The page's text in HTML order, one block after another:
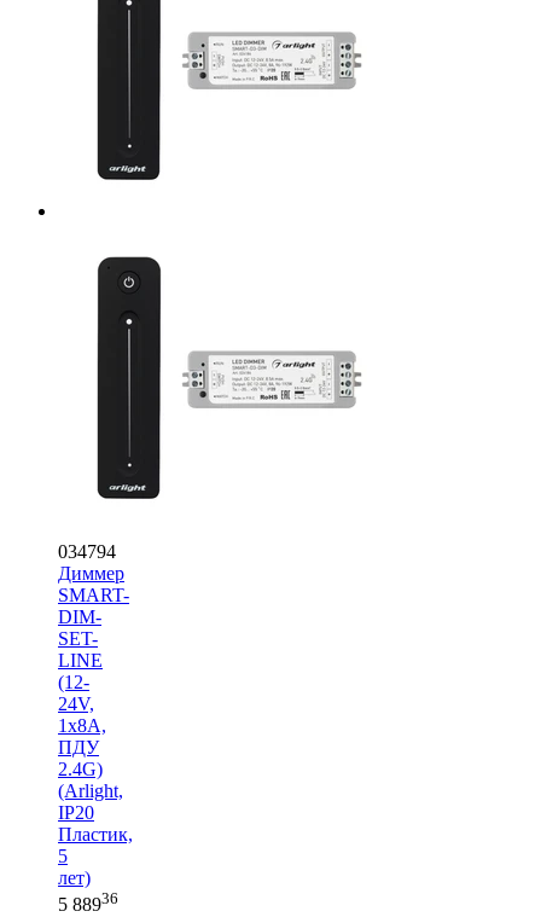
034794
Диммер
SMART-
DIM-
SET-
LINE
(12-
24V,
1x8A,
ПДУ
2.4G)
(Arlight,
IP20
Пластик,
5
лет)
5 88936